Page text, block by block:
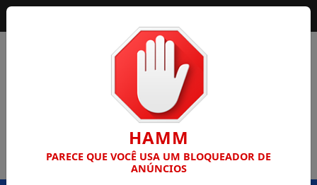
HAMM
PARECE QUE VOCÊ USA UM BLOQUEADOR DE
ANÚNCIOS